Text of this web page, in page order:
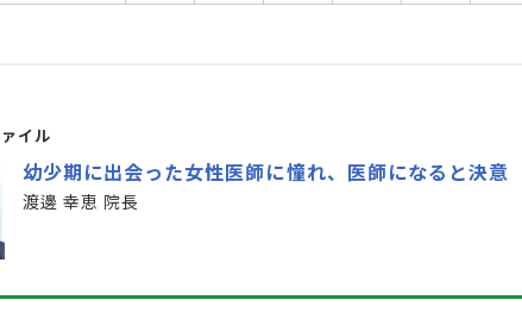
イル
幼少期に出会った女性医師に憧れ、医師になると決意
渡邊 幸恵 院長